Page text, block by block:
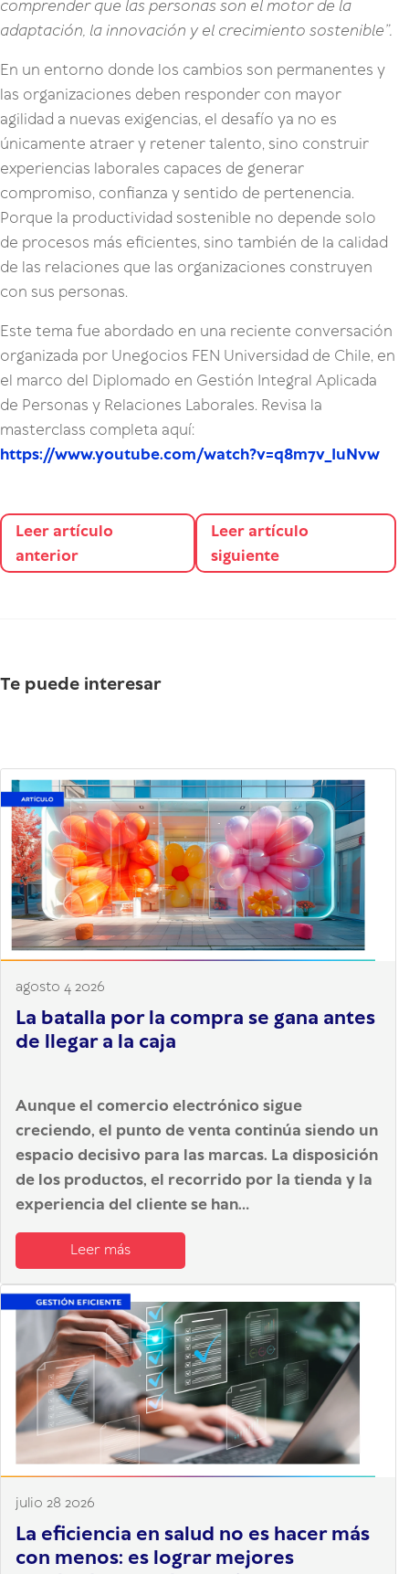
comprender que las personas son el motor de la
adaptación, la innovación y el crecimiento sostenible”.
En un entorno donde los cambios son permanentes y
las organizaciones deben responder con mayor
agilidad a nuevas exigencias, el desafío ya no es
únicamente atraer y retener talento, sino construir
experiencias laborales capaces de generar
compromiso, confianza y sentido de pertenencia.
Porque la productividad sostenible no depende solo
de procesos más eficientes, sino también de la calidad
de las relaciones que las organizaciones construyen
con sus personas.
Este tema fue abordado en una reciente conversación
organizada por Unegocios FEN Universidad de Chile, en
el marco del Diplomado en Gestión Integral Aplicada
de Personas y Relaciones Laborales. Revisa la
masterclass completa aquí:
https://www.youtube.com/watch?v=q8m7v_IuNvw
Leer artículo
anterior
Leer artículo
siguiente
Te puede interesar
agosto 4 2026
La batalla por la compra se gana antes
de llegar a la caja
Aunque el comercio electrónico sigue
creciendo, el punto de venta continúa siendo un
espacio decisivo para las marcas. La disposición
de los productos, el recorrido por la tienda y la
experiencia del cliente se han...
Leer más
julio 28 2026
La eficiencia en salud no es hacer más
con menos: es lograr mejores